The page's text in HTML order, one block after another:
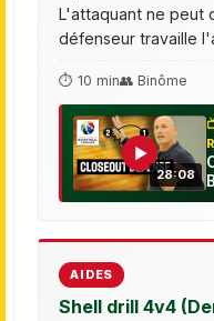
L'attaquant ne peut
défenseur travaille
⏱ 10 min👥 Binôme
▶
28:08
AIDES
Shell drill 4v4